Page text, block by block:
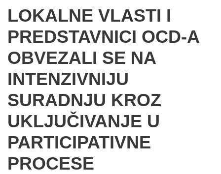
LOKALNE VLASTI I
PREDSTAVNICI OCD-A
OBVEZALI SE NA
INTENZIVNIJU
SURADNJU KROZ
UKLJUČIVANJE U
PARTICIPATIVNE
PROCESE